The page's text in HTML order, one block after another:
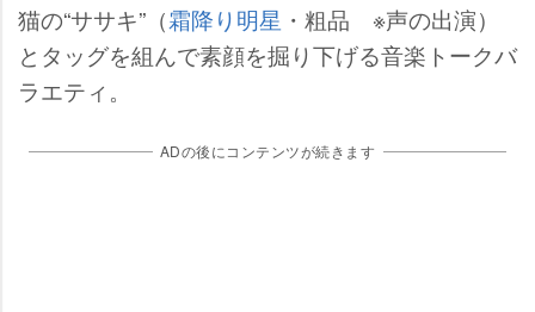
猫の“ササキ”（霜降り明星 ・粗品 ※声の出演）
とタッグを組んで素顔を掘り下げる音楽トークバ
ラエティ。
ADの後にコンテンツが続きます